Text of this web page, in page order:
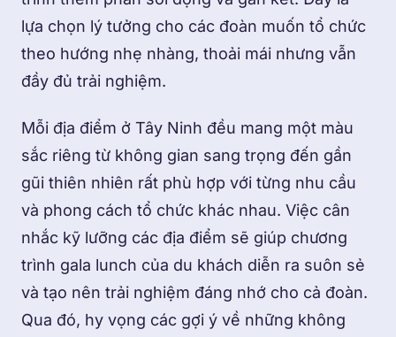
lựa chọn lý tưởng cho các đoàn muốn tổ chức
theo hướng nhẹ nhàng, thoải mái nhưng vẫn
đầy đủ trải nghiệm.
Mỗi địa điểm ở Tây Ninh đều mang một màu
sắc riêng từ không gian sang trọng đến gần
gũi thiên nhiên rất phù hợp với từng nhu cầu
và phong cách tổ chức khác nhau. Việc cân
nhắc kỹ lưỡng các địa điểm sẽ giúp chương
trình gala lunch của du khách diễn ra suôn sẻ
và tạo nên trải nghiệm đáng nhớ cho cả đoàn.
Qua đó, hy vọng các gợi ý về những không